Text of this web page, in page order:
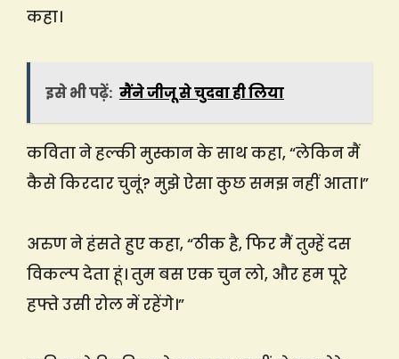
कहा।
इसे भी पढ़ें: मैंने जीजू से चुदवा ही लिया
कविता ने हल्की मुस्कान के साथ कहा, “लेकिन मैं
कैसे किरदार चुनूं? मुझे ऐसा कुछ समझ नहीं आता।”
अरुण ने हंसते हुए कहा, “ठीक है, फिर मैं तुम्हें दस
विकल्प देता हूं। तुम बस एक चुन लो, और हम पूरे
हफ्ते उसी रोल में रहेंगे।”